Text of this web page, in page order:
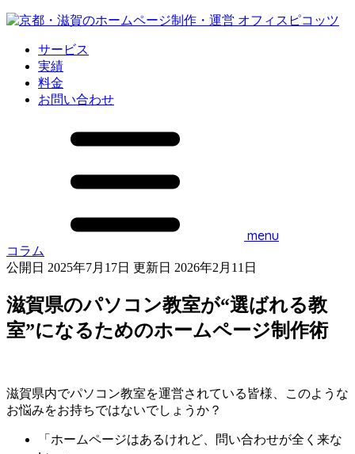
サービス
実績
料金
お問い合わせ
menu
コラム
公開日 2025年7月17日 更新日 2026年2月11日
滋賀県のパソコン教室が“選ばれる教
室”になるためのホームページ制作術
滋賀県内でパソコン教室を運営されている皆様、このような
お悩みをお持ちではないでしょうか？
「ホームページはあるけれど、問い合わせが全く来な